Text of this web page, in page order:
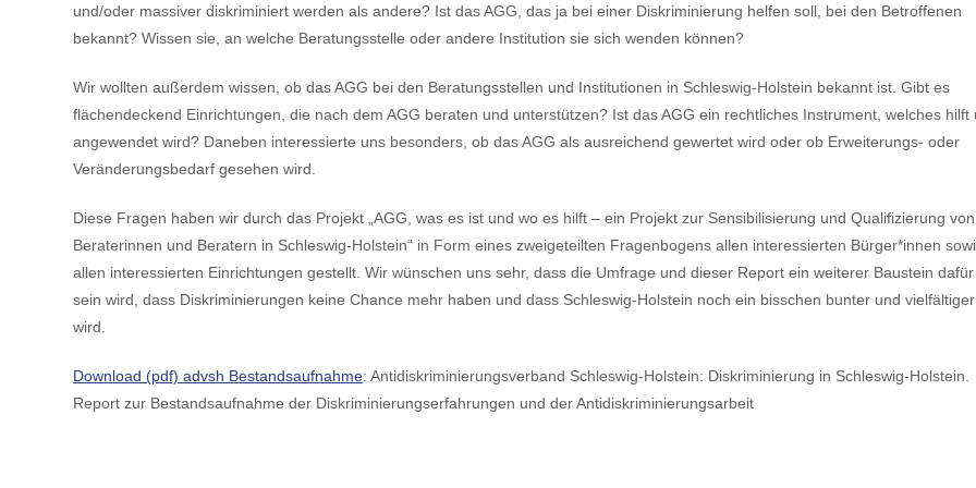
und/oder massiver diskriminiert werden als andere? Ist das AGG, das ja bei einer Diskriminierung helfen soll, bei den Betroffenen
bekannt? Wissen sie, an welche Beratungsstelle oder andere Institution sie sich wenden können?
Wir wollten außerdem wissen, ob das AGG bei den Beratungsstellen und Institutionen in Schleswig-Holstein bekannt ist. Gibt es
flächendeckend Einrichtungen, die nach dem AGG beraten und unterstützen? Ist das AGG ein rechtliches Instrument, welches hilft
angewendet wird? Daneben interessierte uns besonders, ob das AGG als ausreichend gewertet wird oder ob Erweiterungs- oder
Veränderungsbedarf gesehen wird.
Diese Fragen haben wir durch das Projekt „AGG, was es ist und wo es hilft – ein Projekt zur Sensibilisierung und Qualifizierung von
Beraterinnen und Beratern in Schleswig-Holstein“ in Form eines zweigeteilten Fragenbogens allen interessierten Bürger*innen
allen interessierten Einrichtungen gestellt. Wir wünschen uns sehr, dass die Umfrage und dieser Report ein weiterer Baustein dafür
sein wird, dass Diskriminierungen keine Chance mehr haben und dass Schleswig-Holstein noch ein bisschen bunter und vielfältiger
wird.
Download (pdf) advsh Bestandsaufnahme: Antidiskriminierungsverband Schleswig-Holstein: Diskriminierung in Schleswig-Holstein.
Report zur Bestandsaufnahme der Diskriminierungserfahrungen und der Antidiskriminierungsarbeit